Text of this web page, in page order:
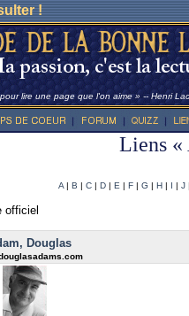
!
lire une page que l'on aime » -- Henri
Liens «
A | B | C | D | E | F | G | H | I | J
officiel
Douglas